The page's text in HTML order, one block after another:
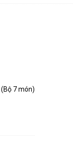
7 món)